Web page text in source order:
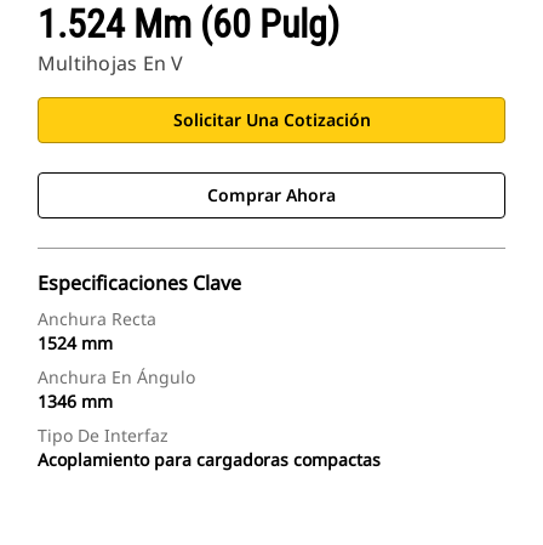
1.524 Mm (60 Pulg)
Multihojas En V
Solicitar Una Cotización
Comprar Ahora
Especificaciones Clave
Anchura Recta
1524 mm
Anchura En Ángulo
1346 mm
Tipo De Interfaz
Acoplamiento para cargadoras compactas